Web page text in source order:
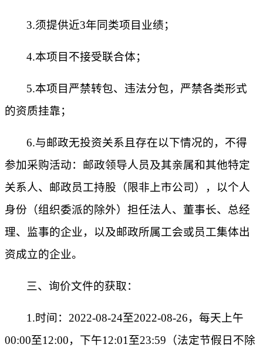
3.须提供近3年同类项目业绩；
4.本项目不接受联合体；
5.本项目严禁转包、违法分包，严禁各类形式
的资质挂靠；
6.与邮政无投资关系且存在以下情况的，不得
参加采购活动：邮政领导人员及其亲属和其他特定
关系人、邮政员工持股（限非上市公司），以个人
身份（组织委派的除外）担任法人、董事长、总经
理、监事的企业，以及邮政所属工会或员工集体出
资成立的企业。
三、询价文件的获取：
1.时间：2022-08-24至2022-08-26，每天上午
00:00至12:00，下午12:01至23:59（法定节假日不除